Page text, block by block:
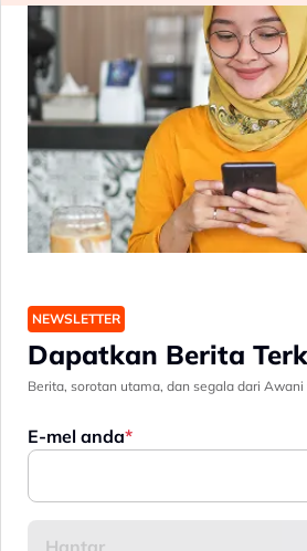
NEWSLETTER
Dapatkan Berita
Berita, sorotan utama, dan segala dari
E-mel anda